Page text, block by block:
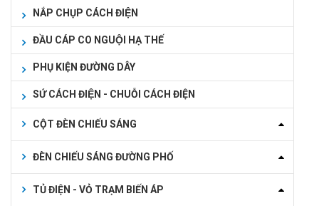
NẮP CHỤP CÁCH ĐIỆN
ĐẦU CÁP CO NGUỘI HẠ THẾ
PHỤ KIỆN ĐƯỜNG DÂY
SỨ CÁCH ĐIỆN - CHUỖI CÁCH ĐIỆN
CỘT ĐÈN CHIẾU SÁNG
ĐÈN CHIẾU SÁNG ĐƯỜNG PHỐ
TỦ ĐIỆN - VỎ TRẠM BIẾN ÁP